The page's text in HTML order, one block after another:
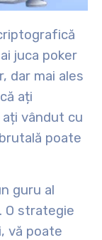
juca poker
dar mai ales
ați
vândut cu
poate
guru al
O strategie
vă poate